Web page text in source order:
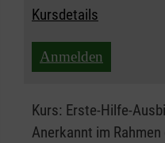
Kursdetails
Anmelden
Kurs: Erste-Hilfe-
Anerkannt im Rahmen